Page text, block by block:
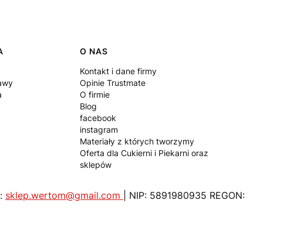
O NAS
Kontakt i dane firmy
Opinie Trustmate
O firmie
Blog
facebook
instagram
Materiały z których tworzymy
Oferta dla Cukierni i Piekarni oraz
sklepów
sklep.wertom@gmail.com
| NIP: 5891980935 REGON: